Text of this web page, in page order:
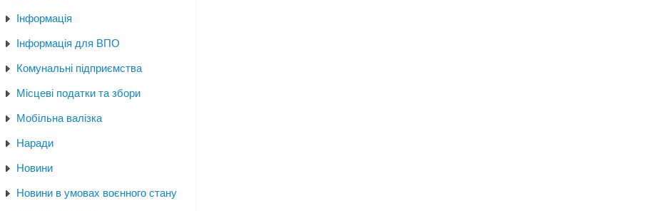
Інформація
Інформація для ВПО
Комунальні підприємства
Місцеві податки та збори
Мобільна валізка
Наради
Новини
Новини в умовах воєнного стану